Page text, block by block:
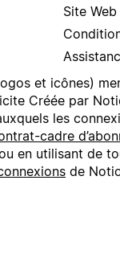
Site Web
et icônes)
Créée par
les
cadre
en utilisant de
de